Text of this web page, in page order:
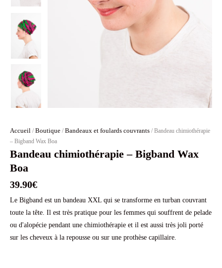
Accueil / Boutique / Bandeaux et foulards couvrants / Bandeau chimiothérapie
– Bigband Wax Boa
Bandeau chimiothérapie – Bigband Wax
Boa
39.90€
Le Bigband est un bandeau XXL qui se transforme en turban couvrant
toute la tête. Il est très pratique pour les femmes qui souffrent de pelade
ou d'alopécie pendant une chimiothérapie et il est aussi très joli porté
sur les cheveux à la repousse ou sur une prothèse capillaire.